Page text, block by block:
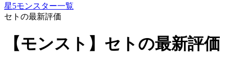
星5モンスター一覧
セトの最新評価
【モンスト】セトの最新評価